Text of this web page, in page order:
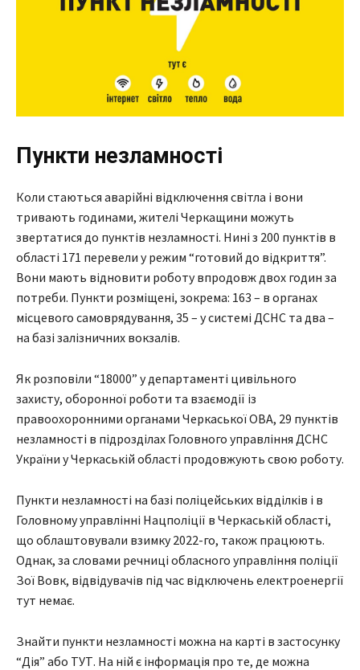
Пункти незламності
Коли стаються аварійні відключення світла і вони
тривають годинами, жителі Черкащини можуть
звертатися до пунктів незламності. Нині з 200 пунктів в
області 171 перевели у режим “готовий до відкриття”.
Вони мають відновити роботу впродовж двох годин за
потреби. Пункти розміщені, зокрема: 163 – в органах
місцевого самоврядування, 35 – у системі ДСНС та два –
на базі залізничних вокзалів.
Як розповіли “18000” у департаменті цивільного
захисту, оборонної роботи та взаємодії із
правоохоронними органами Черкаської ОВА, 29 пунктів
незламності в підрозділах Головного управління ДСНС
України у Черкаській області продовжують свою роботу.
Пункти незламності на базі поліцейських відділків і в
Головному управлінні Нацполіції в Черкаській області,
що облаштовували взимку 2022-го, також працюють.
Однак, за словами речниці обласного управління поліції
Зої Вовк, відвідувачів під час відключень електроенергії
тут немає.
Знайти пункти незламності можна на карті в застосунку
“Дія” або ТУТ. На ній є інформація про те, де можна